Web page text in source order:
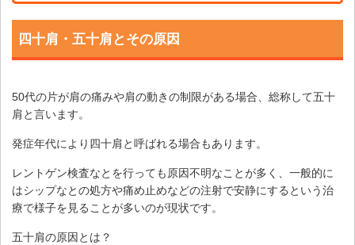
四十肩・五十肩とその原因
50代の片が肩の痛みや肩の動きの制限がある場合、総称して五十
肩と言います。
発症年代により四十肩と呼ばれる場合もあります。
レントゲン検査なとを行っても原因不明なことが多く、一般的に
はシップなとの処方や痛め止めなどの注射で安静にするという治
療で様子を見ることが多いのが現状です。
五十肩の原因とは？